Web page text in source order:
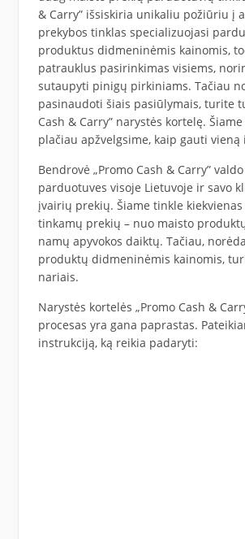
& Carry” išsiskiria unikaliu požiūriu į
prekybos tinklas specializuojasi
produktus didmeninėmis kainomis,
patrauklus pasirinkimas visiems,
sutaupyti pinigų pirkiniams. Tačiau
pasinaudoti šiais pasiūlymais, turite
Cash & Carry” narystės kortelę.
plačiau apžvelgsime, kaip gauti
Bendrovė „Promo Cash & Carry”
parduotuves visoje Lietuvoje ir savo
įvairių prekių. Šiame tinkle kiekvienas
tinkamų prekių – nuo maisto
namų apyvokos daiktų. Tačiau,
produktų didmeninėmis kainomis,
nariais.
Narystės kortelės „Promo Cash &
procesas yra gana paprastas.
instrukciją, ką reikia padaryti: